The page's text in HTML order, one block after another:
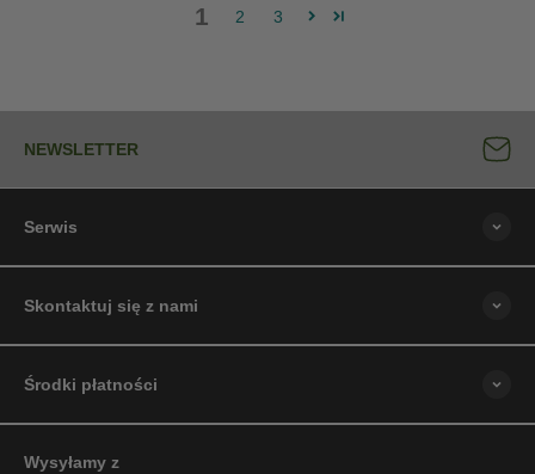
1 2 3
NEWSLETTER
Serwis
Skontaktuj się z nami
Wysyłamy z
Środki płatności